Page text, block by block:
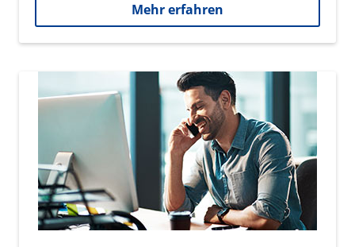
Mehr erfahren